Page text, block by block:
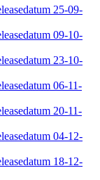
25-09-
09-10-
23-10-
06-11-
20-11-
04-12-
18-12-